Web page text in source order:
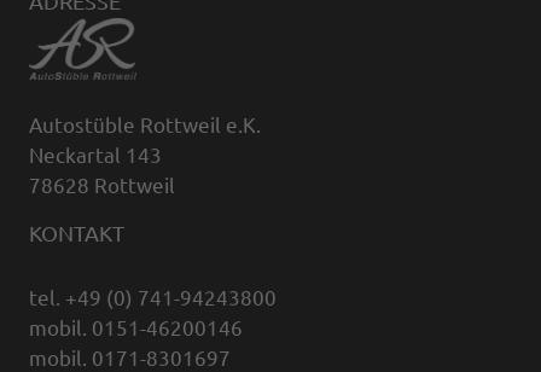
Autostüble Rottweil e.K.
Neckartal 143
78628 Rottweil
KONTAKT
tel. +49 (0) 741-94243800
mobil. 0151-46200146
mobil. 0171-8301697